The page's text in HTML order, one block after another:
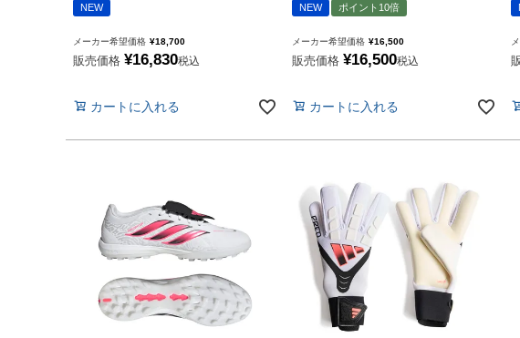
"gol.｜ゴル
"SY32 by SWEET YEARS｜ｽｳｨｰﾄｲﾔｰｽﾞ
NIKE|ナイキ
PUMA|プーマ
SVOLME|スボルメ
LUZeSOMBRA|ルースイソンブラ
ATHLETA|アスレタ
soccer junky|Claudio Pandiani
Spazio|スパッツィオ
NEW
メーカー希望価格 ¥18,700
販売価格 ¥16,830税込
カートに入れる
NEW ポイント10倍
メーカー希望価格 ¥16,500
販売価格 ¥16,500税込
カートに入れる